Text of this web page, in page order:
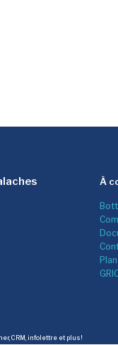
À
, CRM infolettre et plus!